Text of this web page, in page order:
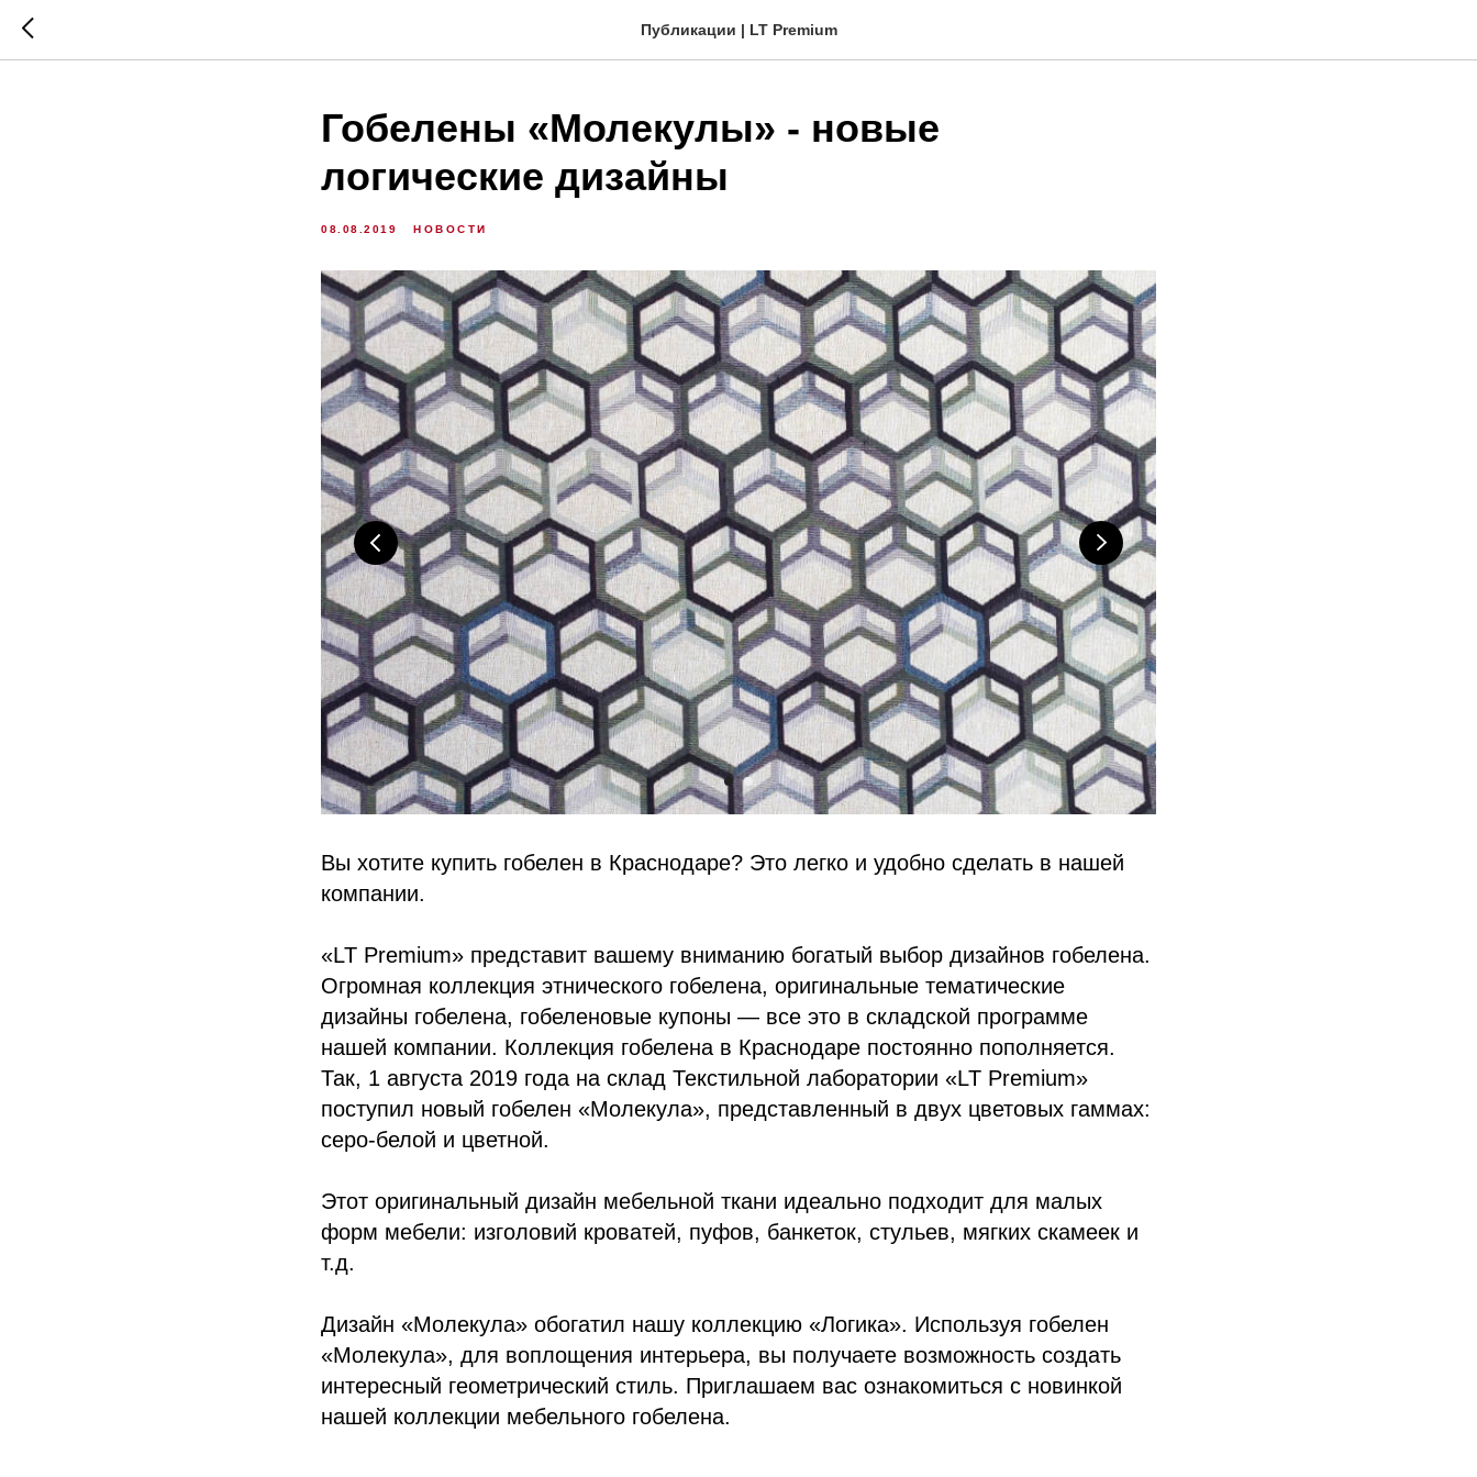
Публикации | LT Premium
Гобелены «Молекулы» - новые
логические дизайны
08.08.2019 НОВОСТИ
Вы хотите купить гобелен в Краснодаре? Это легко и удобно сделать в нашей
компании.
«LT Premium» представит вашему вниманию богатый выбор дизайнов гобелена.
Огромная коллекция этнического гобелена, оригинальные тематические
дизайны гобелена, гобеленовые купоны — все это в складской программе
нашей компании. Коллекция гобелена в Краснодаре постоянно пополняется.
Так, 1 августа 2019 года на склад Текстильной лаборатории «LT Premium»
поступил новый гобелен «Молекула», представленный в двух цветовых гаммах:
серо-белой и цветной.
Этот оригинальный дизайн мебельной ткани идеально подходит для малых
форм мебели: изголовий кроватей, пуфов, банкеток, стульев, мягких скамеек и
т.д.
Дизайн «Молекула» обогатил нашу коллекцию «Логика». Используя гобелен
«Молекула», для воплощения интерьера, вы получаете возможность создать
интересный геометрический стиль. Приглашаем вас ознакомиться с новинкой
нашей коллекции мебельного гобелена.